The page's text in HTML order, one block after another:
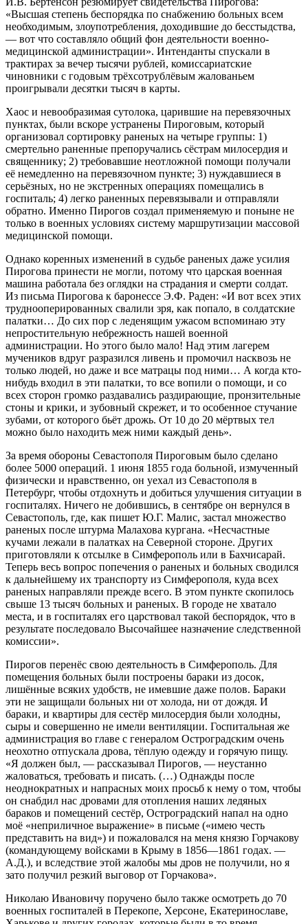
«Высшая степень беспорядка по снабжению больных всем
необходимым, злоупотребления, доходившие до бесстыдства,
— вот что составляло общий фон деятельности военно-
медицинской администрации». Интенданты спускали в
трактирах за вечер тысячи рублей, комиссариатские
чиновники с годовым трёхсотрублёвым жалованьем
проигрывали десятки тысяч в карты.
Хаос и невообразимая сутолока, царившие на перевязочных
пунктах, были вскоре устранены Пироговым, который
организовал сортировку раненых на четыре группы: 1)
смертельно раненные препоручались сёстрам милосердия и
священнику; 2) требовавшие неотложной помощи получали
её немедленно на перевязочном пункте; 3) нуждавшиеся в
серьёзных, но не экстренных операциях помещались в
госпиталь; 4) легко раненных перевязывали и отправляли
обратно. Именно Пирогов создал применяемую и поныне не
только в военных условиях систему маршрутизации массовой
медицинской помощи.
Однако коренных изменений в судьбе раненых даже усилия
Пирогова принести не могли, потому что царская военная
машина работала без оглядки на страдания и смерти солдат.
Из письма Пирогова к баронессе Э.Ф. Раден: «И вот всех этих
труднооперированных свалили зря, как попало, в солдатские
палатки… До сих пор с леденящим ужасом вспоминаю эту
непростительную небрежность нашей военной
администрации. Но этого было мало! Над этим лагерем
мучеников вдруг разразился ливень и промочил насквозь не
только людей, но даже и все матрацы под ними… А когда кто-
нибудь входил в эти палатки, то все вопили о помощи, и со
всех сторон громко раздавались раздирающие, пронзительные
стоны и крики, и зубовный скрежет, и то особенное стучание
зубами, от которого бьёт дрожь. От 10 до 20 мёртвых тел
можно было находить меж ними каждый день».
За время обороны Севастополя Пироговым было сделано
более 5000 операций. 1 июня 1855 года больной, измученный
физически и нравственно, он уехал из Севастополя в
Петербург, чтобы отдохнуть и добиться улучшения ситуации в
госпиталях. Ничего не добившись, в сентябре он вернулся в
Севастополь, где, как пишет Ю.Г. Малис, застал множество
раненых после штурма Малахова кургана. «Несчастные
кучами лежали в палатках на Северной стороне. Других
приготовляли к отсылке в Симферополь или в Бахчисарай.
Теперь весь вопрос попечения о раненых и больных сводился
к дальнейшему их транспорту из Симферополя, куда всех
раненых направляли прежде всего. В этом пункте скопилось
свыше 13 тысяч больных и раненых. В городе не хватало
места, и в госпиталях его царствовал такой беспорядок, что в
результате последовало Высочайшее назначение следственной
комиссии».
Пирогов перенёс свою деятельность в Симферополь. Для
помещения больных были построены бараки из досок,
лишённые всяких удобств, не имевшие даже полов. Бараки
эти не защищали больных ни от холода, ни от дождя. И
бараки, и квартиры для сестёр милосердия были холодны,
сыры и совершенно не имели вентиляции. Госпитальная же
администрация во главе с генералом Остроградским очень
неохотно отпускала дрова, тёплую одежду и горячую пищу.
«Я должен был, — рассказывал Пирогов, — неустанно
жаловаться, требовать и писать. (…) Однажды после
неоднократных и напрасных моих просьб к нему о том, чтобы
он снабдил нас дровами для отопления наших ледяных
бараков и помещений сестёр, Остроградский напал на одно
моё «неприличное выражение» в письме («имею честь
представить на вид») и пожаловался на меня князю Горчакову
(командующему войсками в Крыму в 1856—1861 годах. —
А.Д.), и вследствие этой жалобы мы дров не получили, но я
зато получил резкий выговор от Горчакова».
Николаю Ивановичу поручено было также осмотреть до 70
военных госпиталей в Перекопе, Херсоне, Екатеринославе,